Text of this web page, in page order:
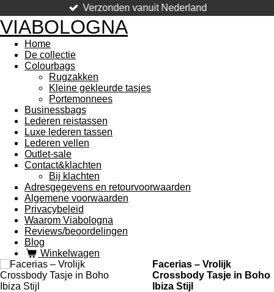
Verzonden vanuit Nederland
VIABOLOGNA
Home
De collectie
Colourbags
Rugzakken
Kleine gekleurde tasjes
Portemonnees
Businessbags
Lederen reistassen
Luxe lederen tassen
Lederen vellen
Outlet-sale
Contact&klachten
Bij klachten
Adresgegevens en retourvoorwaarden
Algemene voorwaarden
Privacybeleid
Waarom Viabologna
Reviews/beoordelingen
Blog
Winkelwagen
Facerias – Vrolijk
Crossbody Tasje in Boho
Ibiza Stijl